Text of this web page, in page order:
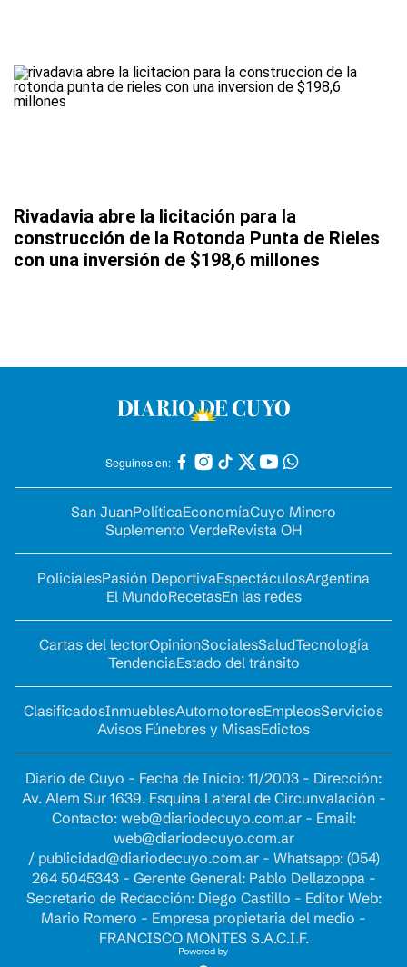
Rivadavia abre la licitación para la
construcción de la Rotonda Punta de Rieles
con una inversión de $198,6 millones
Seguinos en:
San JuanPolíticaEconomíaCuyo Minero
Suplemento VerdeRevista OH
PolicialesPasión DeportivaEspectáculosArgentina
El MundoRecetasEn las redes
Cartas del lectorOpinionSocialesSaludTecnología
TendenciaEstado del tránsito
ClasificadosInmueblesAutomotoresEmpleosServicios
Avisos Fúnebres y MisasEdictos
Diario de Cuyo - Fecha de Inicio: 11/2003 - Dirección:
Av. Alem Sur 1639. Esquina Lateral de Circunvalación -
Contacto: web@diariodecuyo.com.ar- Email:
web@diariodecuyo.com.ar
/ publicidad@diariodecuyo.com.ar- Whatsapp: (054)
264 5045343 - Gerente General: Pablo Dellazoppa -
Secretario de Redacción: Diego Castillo - Editor Web:
Mario Romero - Empresa propietaria del medio -
FRANCISCO MONTES S.A.C.I.F.